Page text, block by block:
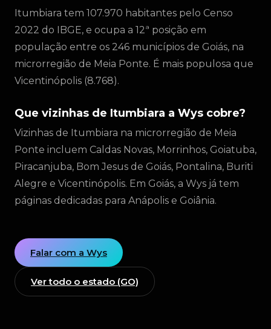
Itumbiara tem 107.970 habitantes pelo Censo
2022 do IBGE, e ocupa a 12ª posição em
população entre os 246 municípios de Goiás, na
microrregião de Meia Ponte. É mais populosa que
Vicentinópolis (8.768).
Que vizinhas de Itumbiara a Wys cobre?
Vizinhas de Itumbiara na microrregião de Meia
Ponte incluem Caldas Novas, Morrinhos, Goiatuba,
Piracanjuba, Bom Jesus de Goiás, Pontalina, Buriti
Alegre e Vicentinópolis. Em Goiás, a Wys já tem
páginas dedicadas para Anápolis e Goiânia.
Falar com a Wys
Ver todo o estado (GO)